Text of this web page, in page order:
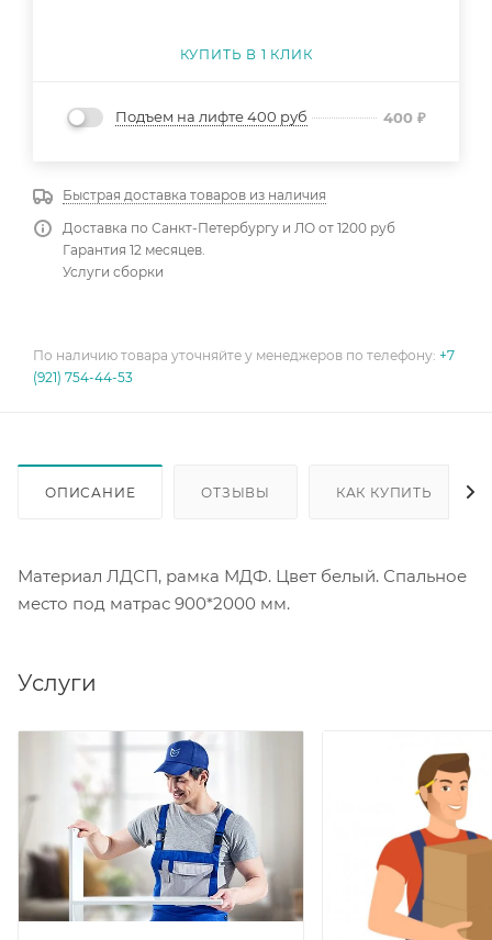
КУПИТЬ В 1 КЛИК
Подъем на лифте 400 руб 400 ₽
Быстрая доставка товаров из наличия
Доставка по Санкт-Петербургу и ЛО от 1200 руб
Гарантия 12 месяцев.
Услуги сборки
По наличию товара уточняйте у менеджеров по телефону: +7
(921) 754-44-53
ОПИСАНИЕ ОТЗЫВЫ КАК КУПИТЬ
Материал ЛДСП, рамка МДФ. Цвет белый. Спальное
место под матрас 900*2000 мм.
Услуги